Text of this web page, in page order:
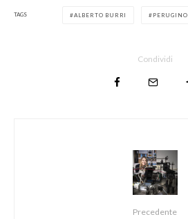
TAGS ALBERTO BURRI PERUGINO
Condividi
Precedente